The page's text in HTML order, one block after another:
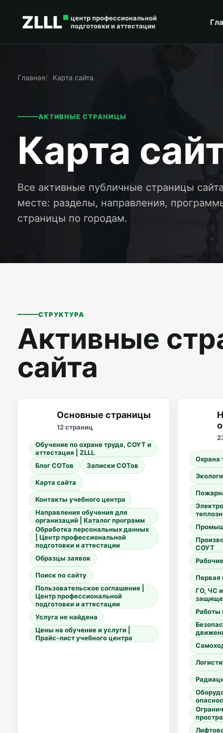
ZLLL
центр профессиональной
подготовки и аттестации
Главная Карта сайта
АКТИВНЫЕ СТРАНИЦЫ
Карта
Все активные публичные страницы
месте: разделы, направления,
страницы по городам.
СТРУКТУРА
Активные
сайта
Основные страницы
12 страниц
Обучение по охране труда, СОУТ и
аттестация | ZLLL
Блог СОТов
Записки СОТов
Карта сайта
Контакты учебного центра
Направления обучения для
организаций | Каталог программ
Обработка персональных данных
| Центр профессиональной
подготовки и аттестации
Образцы заявок
Поиск по сайту
Пользовательское соглашение |
Центр профессиональной
подготовки и аттестации
Услуга не найдена
Цены на обучение и услуги |
Прайс-лист учебного центра
Охрана
СОУТ
ГО, ЧС
Работы